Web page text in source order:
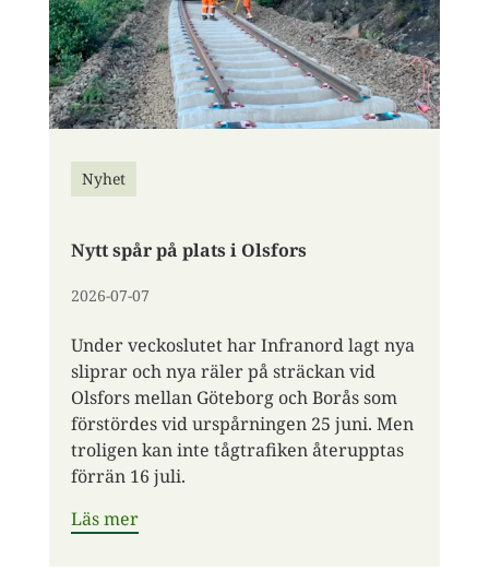
Nyhet
Nytt spår på plats i Olsfors
2026-07-07
Under veckoslutet har Infranord lagt nya
sliprar och nya räler på sträckan vid
Olsfors mellan Göteborg och Borås som
förstördes vid urspårningen 25 juni. Men
troligen kan inte tågtrafiken återupptas
förrän 16 juli.
Läs mer